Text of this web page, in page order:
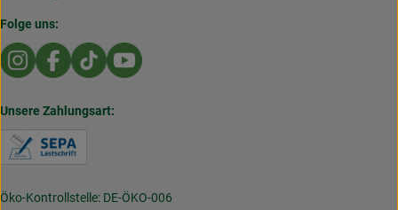
Folge uns:
Externer Link zu https://www.instagram.com/
Externer Link zu https://www.facebook.com/
Externer Link zu https://www.tiktok.com/
Externer Link zu https://
Unsere Zahlungsart:
Öko-Kontrollstelle: DE-ÖKO-006